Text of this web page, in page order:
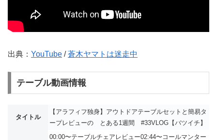
出典： YouTube /蒼木ヤマトは迷走中
テーブル動画情報
タイトル
【アラフィフ独身】アウトドアテーブルセットと簡易タ
ープレビューの とある1週間 #33VLOG【バツイチ】
00:00〜テーブルチェアレビュー02:44〜コールマンター